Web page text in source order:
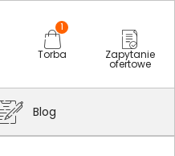
1
Torba Zapytanie
ofertowe
Blog